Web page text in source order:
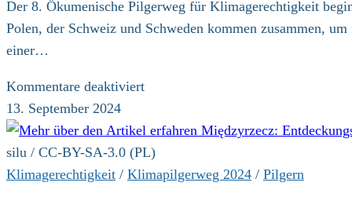
Der 8. Ökumenische Pilgerweg für Klimagerechtigkeit
Polen, der Schweiz und Schweden kommen zusammen,
einer…
Kommentare deaktiviertfür
ist
es
wieder
13. September 2024
silu / CC-BY-SA-3.0 (PL)
Klimagerechtigkeit / Klimapilgerweg 2024 / Pilgern